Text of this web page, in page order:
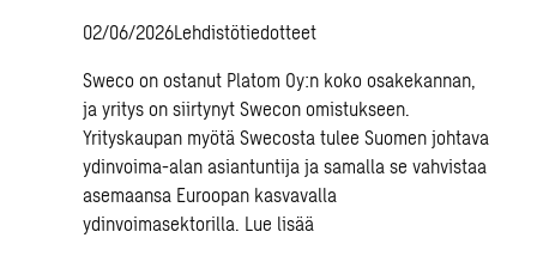
02/06/2026Lehdistötiedotteet
Sweco on ostanut Platom Oy:n koko osakekannan,
ja yritys on siirtynyt Swecon omistukseen.
Yrityskaupan myötä Swecosta tulee Suomen johtava
ydinvoima-alan asiantuntija ja samalla se vahvistaa
asemaansa Euroopan kasvavalla
ydinvoimasektorilla. Lue lisää